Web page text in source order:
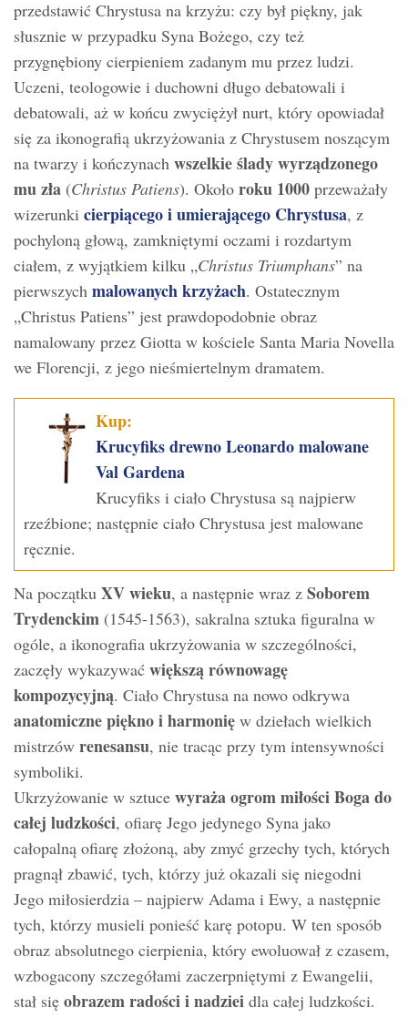
przedstawić Chrystusa na krzyżu: czy był piękny, jak
słusznie w przypadku Syna Bożego, czy też
przygnębiony cierpieniem zadanym mu przez ludzi.
Uczeni, teologowie i duchowni długo debatowali i
debatowali, aż w końcu zwyciężył nurt, który opowiadał
się za ikonografią ukrzyżowania z Chrystusem noszącym
na twarzy i kończynach wszelkie ślady wyrządzonego
mu zła (Christus Patiens). Około roku 1000 przeważały
wizerunki cierpiącego i umierającego Chrystusa, z
pochyloną głową, zamkniętymi oczami i rozdartym
ciałem, z wyjątkiem kilku „Christus Triumphans” na
pierwszych malowanych krzyżach. Ostatecznym
„Christus Patiens” jest prawdopodobnie obraz
namalowany przez Giotta w kościele Santa Maria Novella
we Florencji, z jego nieśmiertelnym dramatem.
Kup:
Krucyfiks drewno Leonardo malowane
Val Gardena
Krucyfiks i ciało Chrystusa są najpierw
rzeźbione; następnie ciało Chrystusa jest malowane
ręcznie.
Na początku XV wieku, a następnie wraz z Soborem
Trydenckim (1545-1563), sakralna sztuka figuralna w
ogóle, a ikonografia ukrzyżowania w szczególności,
zaczęły wykazywać większą równowagę
kompozycyjną. Ciało Chrystusa na nowo odkrywa
anatomiczne piękno i harmonię w dziełach wielkich
mistrzów renesansu, nie tracąc przy tym intensywności
symboliki.
Ukrzyżowanie w sztuce wyraża ogrom miłości Boga do
całej ludzkości, ofiarę Jego jedynego Syna jako
całopalną ofiarę złożoną, aby zmyć grzechy tych, których
pragnął zbawić, tych, którzy już okazali się niegodni
Jego miłosierdzia – najpierw Adama i Ewy, a następnie
tych, którzy musieli ponieść karę potopu. W ten sposób
obraz absolutnego cierpienia, który ewoluował z czasem,
wzbogacony szczegółami zaczerpniętymi z Ewangelii,
stał się obrazem radości i nadziei dla całej ludzkości.